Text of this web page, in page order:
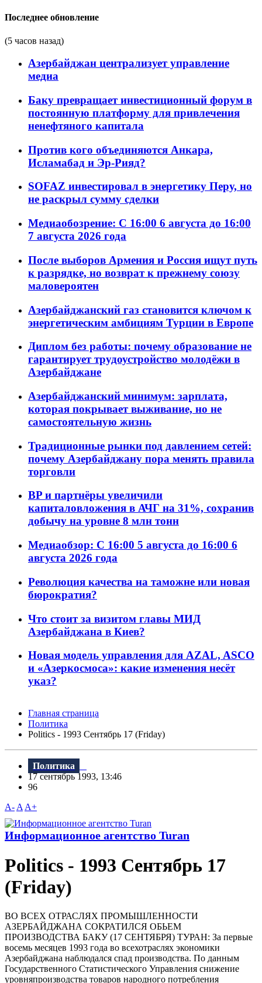
Последнее обновление
(5 часов назад)
Азербайджан централизует управление
медиа
Баку превращает инвестиционный форум в
постоянную платформу для привлечения
ненефтяного капитала
Против кого объединяются Анкара,
Исламабад и Эр-Рияд?
SOFAZ инвестировал в энергетику Перу, но
не раскрыл сумму сделки
Медиаобозрение: С 16:00 6 августа до 16:00
7 августа 2026 года
После выборов Армения и Россия ищут путь
к разрядке, но возврат к прежнему союзу
маловероятен
Азербайджанский газ становится ключом к
энергетическим амбициям Турции в Европе
Диплом без работы: почему образование не
гарантирует трудоустройство молодёжи в
Азербайджане
Азербайджанский минимум: зарплата,
которая покрывает выживание, но не
самостоятельную жизнь
Традиционные рынки под давлением сетей:
почему Азербайджану пора менять правила
торговли
BP и партнёры увеличили
капиталовложения в АЧГ на 31%, сохранив
добычу на уровне 8 млн тонн
Медиаобзор: С 16:00 5 августа до 16:00 6
августа 2026 года
Революция качества на таможне или новая
бюрократия?
Что стоит за визитом главы МИД
Азербайджана в Киев?
Новая модель управления для AZAL, ASCO
и «Азеркосмоса»: какие изменения несёт
указ?
Главная страница
Политика
Politics - 1993 Сентябрь 17 (Friday)
Политика
17 сентябрь 1993, 13:46
96
A- A A+
Информационное агентство Turan
Politics - 1993 Сентябрь 17
(Friday)
ВО ВСЕХ ОТРАСЛЯХ ПРОМЫШЛЕННОСТИ
АЗЕРБАЙДЖАHА СОКРАТИЛСЯ ОБЬЕМ
ПРОИЗВОДСТВА БАКУ (17 СЕНТЯБРЯ) ТУРАН: За первые
восемь месяцев 1993 года во всехотраслях экономики
Азербайджана наблюдался спад производства. По данным
Государственного Статистического Управления снижение
уpовняпpоизводства товаров народного потребления